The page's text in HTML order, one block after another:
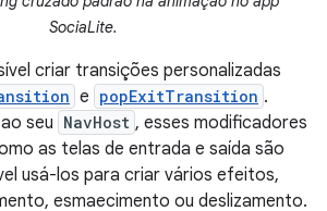
SociaLite.
criar transições personalizadas
e popExitTransition .
seu NavHost , esses modificadores
as telas de entrada e saída são
usá-los para criar vários efeitos,
esmaecimento ou deslizamento.